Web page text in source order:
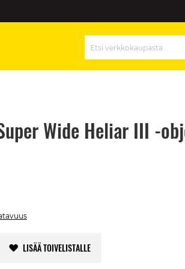
Wide Heliar III -
LISÄÄ TOIVELISTALLE